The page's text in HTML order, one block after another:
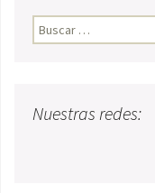
Buscar:
Nuestras redes: